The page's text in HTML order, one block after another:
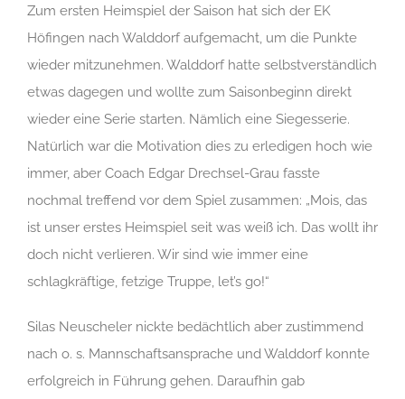
Zum ersten Heimspiel der Saison hat sich der EK
Höfingen nach Walddorf aufgemacht, um die Punkte
wieder mitzunehmen. Walddorf hatte selbstverständlich
etwas dagegen und wollte zum Saisonbeginn direkt
wieder eine Serie starten. Nämlich eine Siegesserie.
Natürlich war die Motivation dies zu erledigen hoch wie
immer, aber Coach Edgar Drechsel-Grau fasste
nochmal treffend vor dem Spiel zusammen: „Mois, das
ist unser erstes Heimspiel seit was weiß ich. Das wollt ihr
doch nicht verlieren. Wir sind wie immer eine
schlagkräftige, fetzige Truppe, let’s go!“
Silas Neuscheler nickte bedächtlich aber zustimmend
nach o. s. Mannschaftsansprache und Walddorf konnte
erfolgreich in Führung gehen. Daraufhin gab